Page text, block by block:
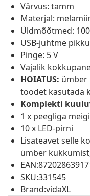
Värvus: tamm
Materjal:
Üldmõõtmed: 100
USB-juhtme
Pinge: 5 V
Vajalik
HOIATUS: ümber
toodet kasutada
Komplekti
1 x peegliga
10 x LED-pirni
Lisateavet selle
ümber
SKU:331545
Brand:vidaXL